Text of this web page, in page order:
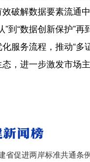
破解数据要素流通
“数据创新保护”再
服务流程，推动“多
，进一步激发市场
省促进两岸标准共通条